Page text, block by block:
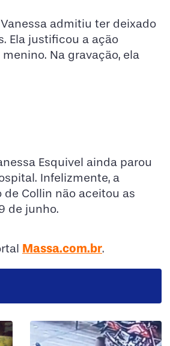
admitiu ter deixado
Ela justificou a ação
Na gravação, ela
Esquivel ainda parou
Infelizmente, a
Collin não aceitou as
de junho.
Massa.com.br.